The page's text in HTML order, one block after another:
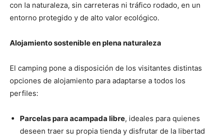
con la naturaleza, sin carreteras ni tráfico rodado, en un
entorno protegido y de alto valor ecológico.
Alojamiento sostenible en plena naturaleza
El camping pone a disposición de los visitantes distintas
opciones de alojamiento para adaptarse a todos los
perfiles:
Parcelas para acampada libre, ideales para quienes
deseen traer su propia tienda y disfrutar de la libertad